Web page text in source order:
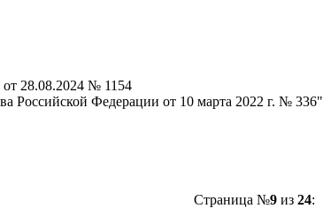
от 28.08.2024 № 1154
Российской Федерации от 10 марта 2022 г. № 336"
Страница №9из 24: